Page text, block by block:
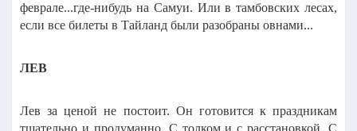
феврале...где-нибудь на Самуи. Или в тамбовских лесах,
если все билеты в Тайланд были разобраны овнами...
ЛЕВ
Лев за ценой не постоит. Он готовится к праздникам
тщательно и продуманно. С толком и с расстановкой. С